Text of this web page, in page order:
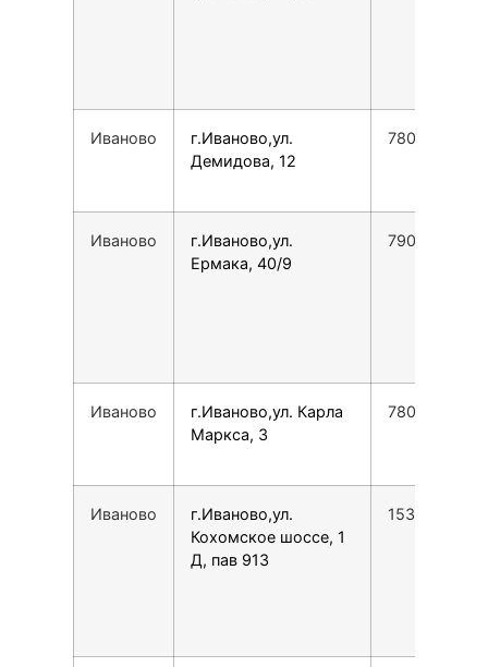
Иваново
г.Иваново,ул.
Демидова, 12
Иваново
г.Иваново,ул.
Ермака, 40/9
Иваново
г.Иваново,ул. Карла
Маркса, 3
Иваново
г.Иваново,ул.
Кохомское шоссе, 1
Д, пав 913